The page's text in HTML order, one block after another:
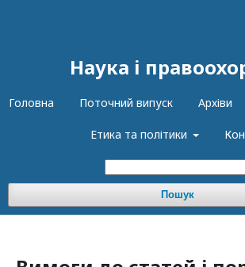
Наука і
Головна Поточний випуск Архіви
Етика та політики
Пошук